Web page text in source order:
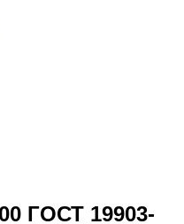
ГОСТ 19903-